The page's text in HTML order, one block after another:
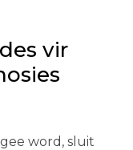
vir
word, sluit